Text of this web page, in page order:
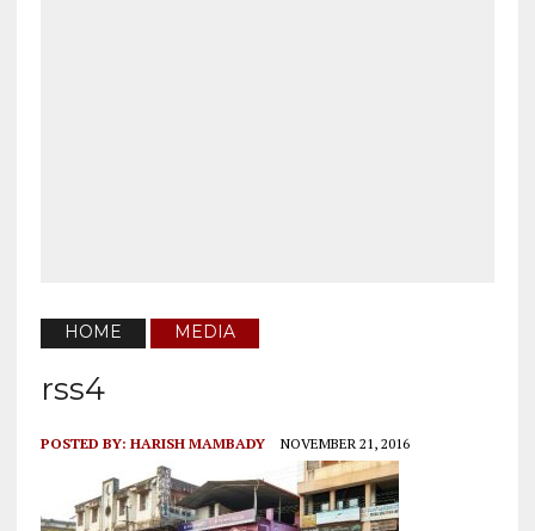
HOME MEDIA
rss4
POSTED BY: HARISH MAMBADY NOVEMBER 21, 2016